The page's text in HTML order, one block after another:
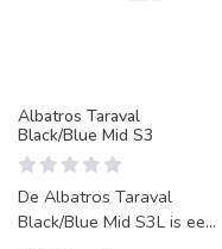
Albatros Taraval
Black/Blue Mid S3
De Albatros Taraval
Black/Blue Mid S3L is een